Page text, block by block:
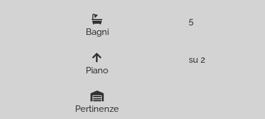
Bagni
5
Piano
su 2
Pertinenze